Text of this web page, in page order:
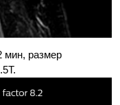
мин, размер